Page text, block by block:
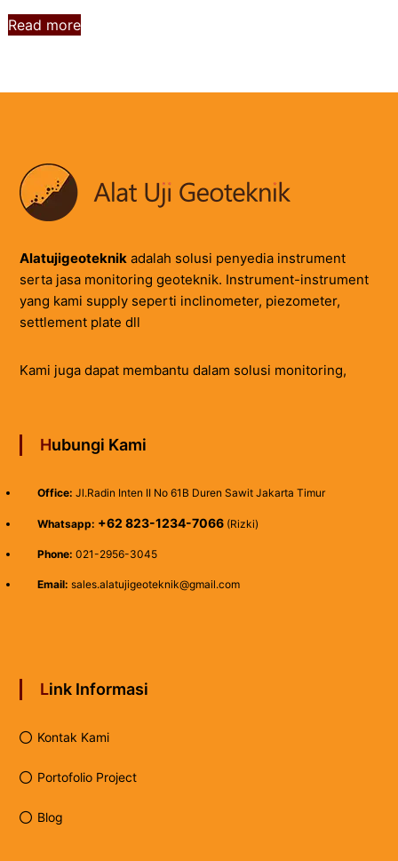
Read more
Alatujigeoteknik adalah solusi penyedia instrument
serta jasa monitoring geoteknik. Instrument-instrument
yang kami supply seperti inclinometer, piezometer,
settlement plate dll
Kami juga dapat membantu dalam solusi monitoring,
Hubungi Kami
Office: Jl.Radin Inten II No 61B Duren Sawit Jakarta Timur
Whatsapp: +62 823-1234-7066(Rizki)
Phone: 021-2956-3045
Email: sales.alatujigeoteknik@gmail.com
Link Informasi
Kontak Kami
Portofolio Project
Blog